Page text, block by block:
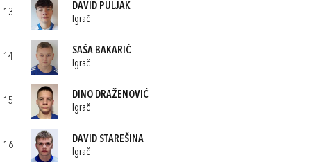
13
DAVID PULJAK
Igrač
14
SAŠA BAKARIĆ
Igrač
15
DINO DRAŽENOVIĆ
Igrač
16
DAVID STAREŠINA
Igrač